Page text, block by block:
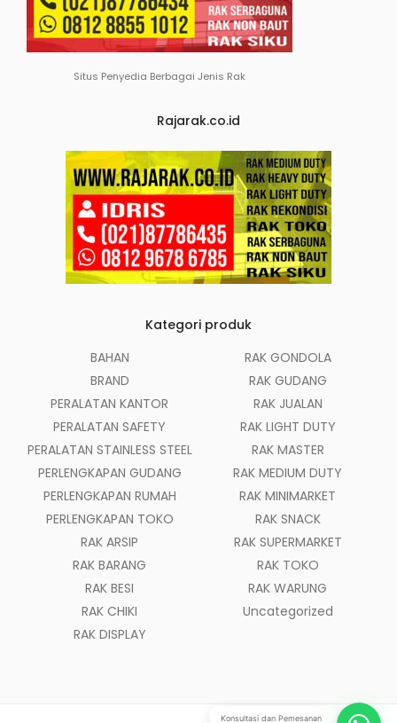
Situs Penyedia Berbagai Jenis Rak
Rajarak.co.id
Kategori produk
BAHAN
BRAND
PERALATAN KANTOR
PERALATAN SAFETY
PERALATAN STAINLESS STEEL
PERLENGKAPAN GUDANG
PERLENGKAPAN RUMAH
PERLENGKAPAN TOKO
RAK ARSIP
RAK BARANG
RAK BESI
RAK CHIKI
RAK DISPLAY
RAK GONDOLA
RAK GUDANG
RAK JUALAN
RAK LIGHT DUTY
RAK MASTER
RAK MEDIUM DUTY
RAK MINIMARKET
RAK SNACK
RAK SUPERMARKET
RAK TOKO
RAK WARUNG
Uncategorized
Konsultasi dan Pemesanan